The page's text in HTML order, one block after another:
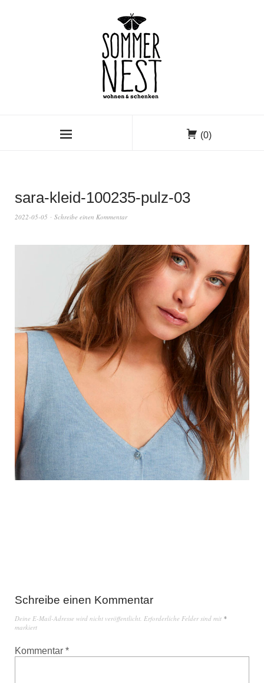
(0)
sara-kleid-100235-pulz-03
2022-05-05 Schreibe einen Kommentar
Schreibe einen Kommentar
Deine E-Mail-Adresse wird nicht veröffentlicht. Erforderliche Felder sind mit *
markiert
Kommentar *